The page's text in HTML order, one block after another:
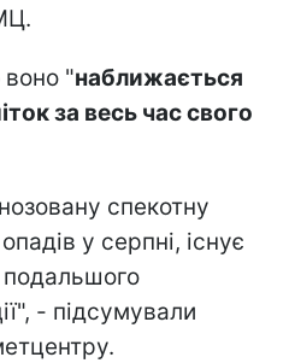
"наближається
за весь час свого
спекотну
у серпні, існує
подальшого
- підсумували